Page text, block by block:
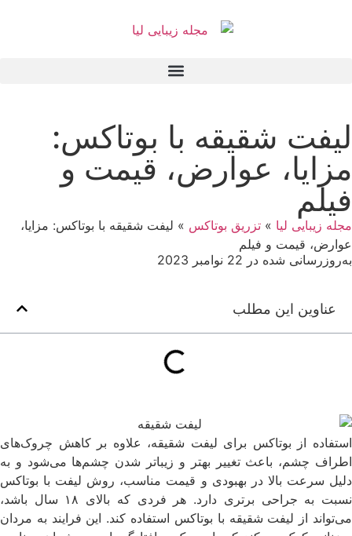
لیفت شقیقه با بوتاکس:
مزایا، عوارض، قیمت و
فیلم
مجله زیبایی لیا » تزریق بوتاکس » لیفت شقیقه با بوتاکس: مزایا،
عوارض، قیمت و فیلم
به‌روزرسانی شده در 22 نوامبر 2023
عناوین این مطلب
استفاده از بوتاکس برای لیفت شقیقه، علاوه بر کاهش چروک‌های
اطراف چشم، باعث تغییر بهتر و زیباتر شدن چشم‌ها می‌شود و به
دلیل سرعت بالا در بهبودی و قیمت مناسب، روش لیفت با بوتاکس
نسبت به جراحی برتری دارد. هر فردی که بالای ۱۸ سال باشد،
می‌تواند از لیفت شقیقه با بوتاکس استفاده کند. این فرایند به مردان